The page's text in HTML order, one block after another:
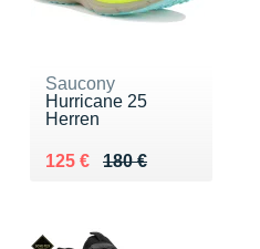
Saucony
Hurricane 25
Herren
180 €
Au lieu de 180 €
125 €
Vendu 125 €